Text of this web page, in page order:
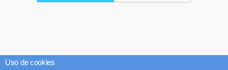
Uso de cookies